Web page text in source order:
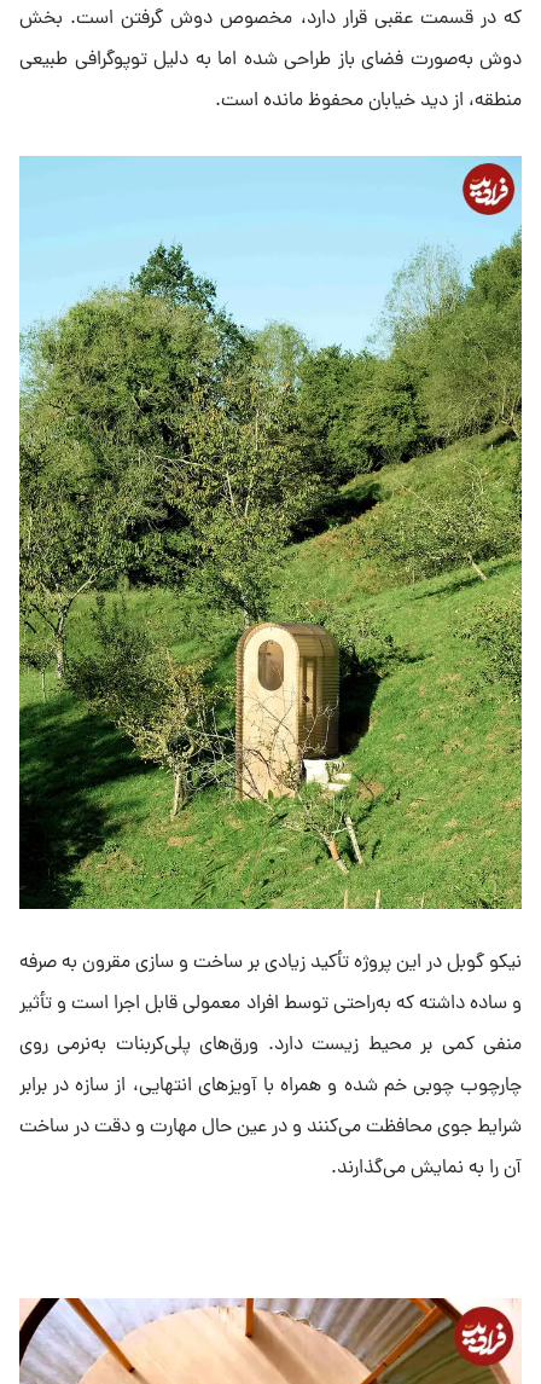
که در قسمت عقبی قرار دارد، مخصوص دوش گرفتن است. بخش
دوش به‌صورت فضای باز طراحی شده اما به دلیل توپوگرافی طبیعی
منطقه، از دید خیابان محفوظ مانده است.
نیکو گوبل در این پروژه تأکید زیادی بر ساخت و سازی مقرون به صرفه
و ساده داشته که به‌راحتی توسط افراد معمولی قابل اجرا است و تأثیر
منفی کمی بر محیط زیست دارد. ورق‌های پلی‌کربنات به‌نرمی روی
چارچوب چوبی خم شده و همراه با آویزهای انتهایی، از سازه در برابر
شرایط جوی محافظت می‌کنند و در عین حال مهارت و دقت در ساخت
آن را به نمایش می‌گذارند.